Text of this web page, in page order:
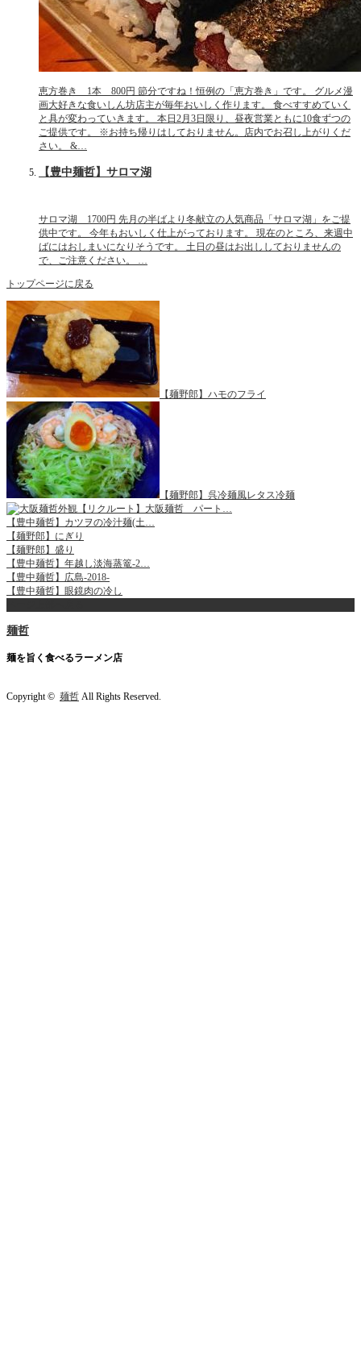
恵方巻き 1本 800円 節分ですね！恒例の「恵方巻き」です。 グルメ漫
画大好きな食いしん坊店主が毎年おいしく作ります。 食べすすめていく
と具が変わっていきます。 本日2月3日限り、昼夜営業ともに10食ずつの
ご提供です。 ※お持ち帰りはしておりません。店内でお召し上がりくだ
さい。 &…
【豊中麺哲】サロマ湖
サロマ湖 1700円 先月の半ばより冬献立の人気商品「サロマ湖」をご提
供中です。 今年もおいしく仕上がっております。 現在のところ、来週中
ばにはおしまいになりそうです。 土日の昼はお出ししておりませんの
で、ご注意ください。 …
トップページに戻る
【麺野郎】ハモのフライ
【麺野郎】呉冷麺風レタス冷麺
【リクルート】大阪麺哲 パート…
【豊中麺哲】カツヲの冷汁麺(土…
【麺野郎】にぎり
【麺野郎】盛り
【豊中麺哲】年越し淡海蒸篭-2…
【豊中麺哲】広島-2018-
【豊中麺哲】眼鏡肉の冷し
麺哲
麺を旨く食べるラーメン店
Copyright © 麺哲 All Rights Reserved.